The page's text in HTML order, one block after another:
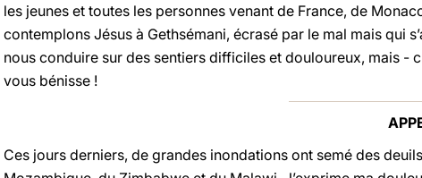
les jeunes et toutes les personnes venant de France, de
contemplons Jésus à Gethsémani, écrasé par le mal mais qui
nous conduire sur des sentiers difficiles et douloureux, mais -
vous bénisse !
Ces jours derniers, de grandes inondations ont semé des